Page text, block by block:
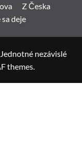
Z Česka
deje
nezávislé
themes.